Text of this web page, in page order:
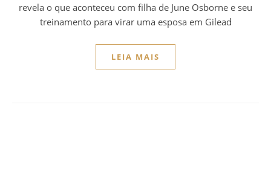
revela o que aconteceu com filha de June Osborne e seu
treinamento para virar uma esposa em Gilead
LEIA MAIS